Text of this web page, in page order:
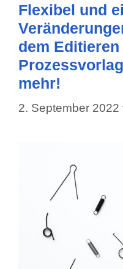
Flexibel und
dem Editieren
mehr!
2. September 2022